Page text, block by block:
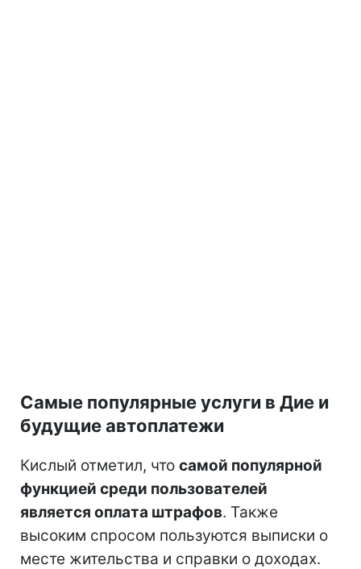
Самые популярные услуги в Дие и
будущие автоплатежи
Кислый отметил, что самой популярной
функцией среди пользователей
является оплата штрафов. Также
высоким спросом пользуются выписки о
месте жительства и справки о доходах.